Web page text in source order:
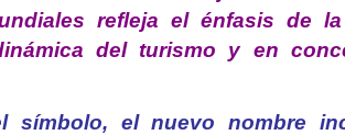
refleja el énfasis de
del turismo y en
símbolo, el nuevo nombre